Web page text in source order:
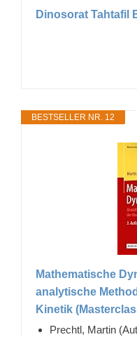
Dinosorat Tahtafil
BESTSELLER NR. 12
Mathematische
analytische
Kinetik
Prechtl, Martin